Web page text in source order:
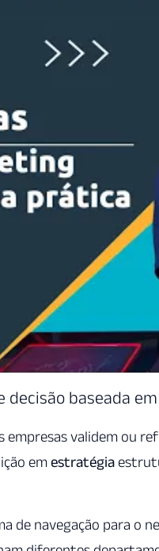
baseada
empresas validem ou
emestratégia
de navegação para o